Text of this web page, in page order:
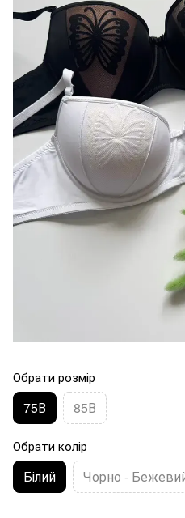
Обрати розмір
75В 85В
Обрати колір
Білий Чорно -